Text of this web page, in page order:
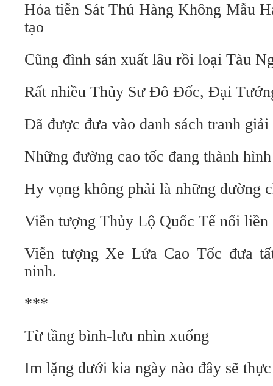
Hỏa tiễn Sát Thủ Hàng Không Mẫu
tạo
Cũng đình sản xuất lâu rồi loại Tàu
Rất nhiều Thủy Sư Đô Đốc, Đại
Đã được đưa vào danh sách tranh
Những đường cao tốc đang thành
Hy vọng không phải là những đường
Viễn tượng Thủy Lộ Quốc Tế nối liền
Viễn tượng Xe Lửa Cao Tốc đưa
ninh.
***
Từ tầng bình-lưu nhìn xuống
Im lặng dưới kia ngày nào đây sẽ